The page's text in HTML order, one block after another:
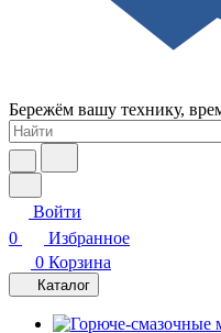
Бережём вашу технику,
Войти
0
Избранное
0 Корзина
Каталог